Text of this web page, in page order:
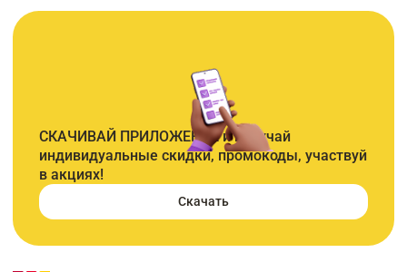
СКАЧИВАЙ ПРИЛОЖЕНИЕ и получай
индивидуальные скидки, промокоды, участвуй
в акциях!
Скачать